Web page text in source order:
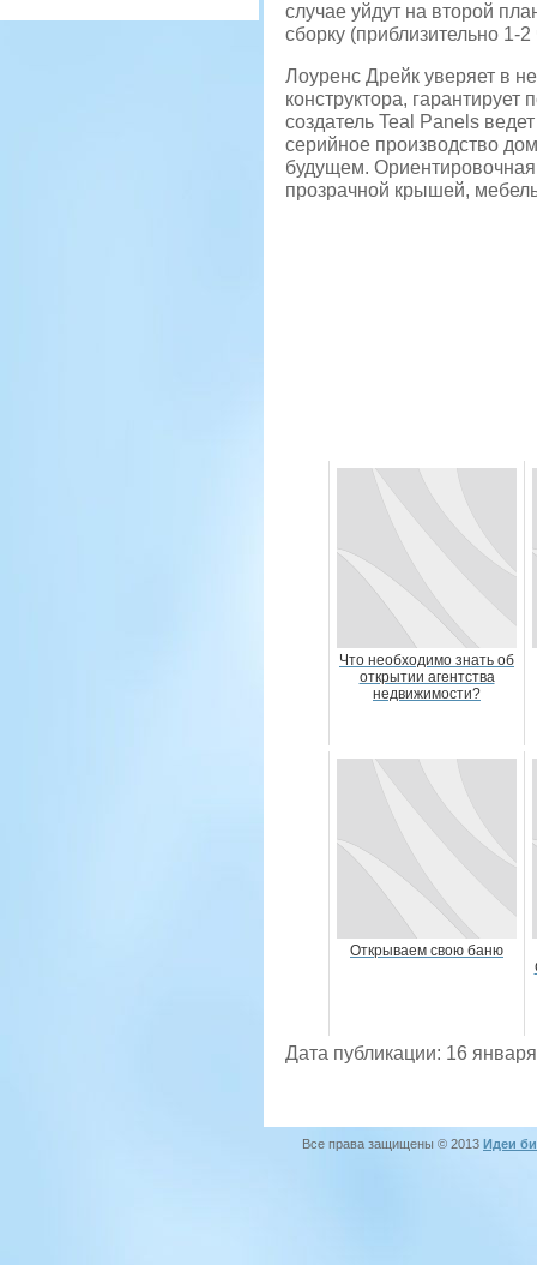
случае уйдут на второй
сборку (приблизительно 1-
Лоуренс Дрейк уверяет в
конструктора,
создатель Teal Panels
серийное производство
будущем.
прозрачной крышей,
Что необходимо знать об
открытии агентства
недвижимости?
Открываем свою баню
Дата публикации: 16
Все права защищены © 2013 Идеи